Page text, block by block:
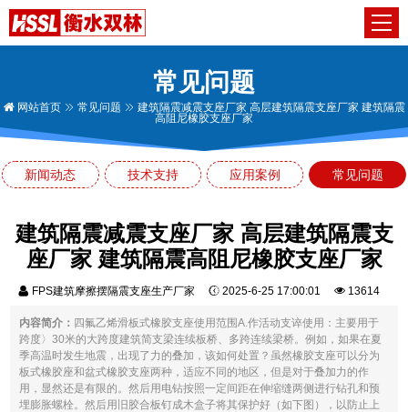
常见问题
网站首页 常见问题
建筑隔震减震支座厂家 高层建筑隔震支座厂家 建筑隔震
高阻尼橡胶支座厂家
新闻动态 技术支持 应用案例 常见问题
建筑隔震减震支座厂家 高层建筑隔震支
座厂家 建筑隔震高阻尼橡胶支座厂家
FPS建筑摩擦摆隔震支座生产厂家 2025-6-25 17:00:01 13614
内容简介： 四氟乙烯滑板式橡胶支座使用范围A.作活动支谇使用：主要用于
跨度〉30米的大跨度建筑简支梁连续板桥、多跨连续梁桥。例如，如果在夏
季高温时发生地震，出现了力的叠加，该如何处置？虽然橡胶支座可以分为
板式橡胶座和盆式橡胶支座两种，适应不同的地区，但是对于叠加力的作
用，显然还是有限的。然后用电钻按照一定间距在伸缩缝两侧进行钻孔和预
埋膨胀螺栓。然后用旧胶合板钉成木盒子将其保护好（如下图），以防止上